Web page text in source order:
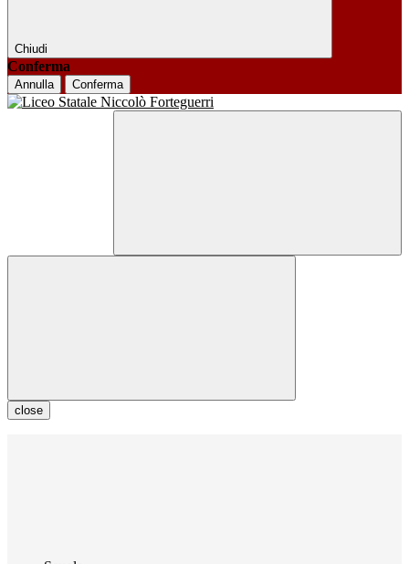
Chiudi
Conferma
Annulla Conferma
close